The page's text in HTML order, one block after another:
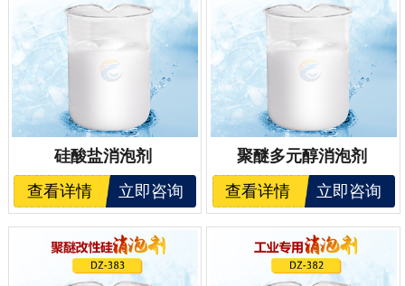
硅酸盐消泡剂
查看详情
立即咨询
聚醚多元醇消泡剂
查看详情
立即咨询